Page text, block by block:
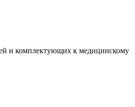
и комплектующих к медицинскому